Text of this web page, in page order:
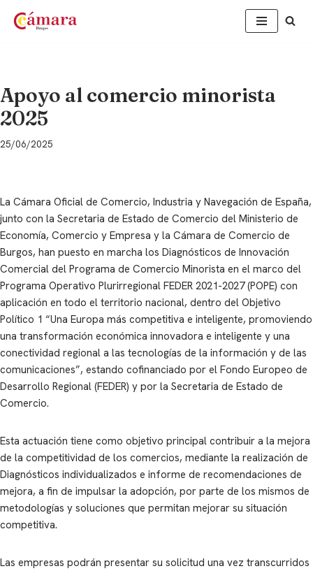
Apoyo al comercio minorista
2025
25/06/2025
La Cámara Oficial de Comercio, Industria y Navegación de España,
junto con la Secretaria de Estado de Comercio del Ministerio de
Economía, Comercio y Empresa y la Cámara de Comercio de
Burgos, han puesto en marcha los Diagnósticos de Innovación
Comercial del Programa de Comercio Minorista en el marco del
Programa Operativo Plurirregional FEDER 2021-2027 (POPE) con
aplicación en todo el territorio nacional, dentro del Objetivo
Político 1 “Una Europa más competitiva e inteligente, promoviendo
una transformación económica innovadora e inteligente y una
conectividad regional a las tecnologías de la información y de las
comunicaciones”, estando cofinanciado por el Fondo Europeo de
Desarrollo Regional (FEDER) y por la Secretaria de Estado de
Comercio.
Esta actuación tiene como objetivo principal contribuir a la mejora
de la competitividad de los comercios, mediante la realización de
Diagnósticos individualizados e informe de recomendaciones de
mejora, a fin de impulsar la adopción, por parte de los mismos de
metodologías y soluciones que permitan mejorar su situación
competitiva.
Las empresas podrán presentar su solicitud una vez transcurridos